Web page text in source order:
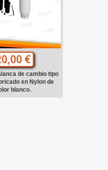
€
de cambio tipo
en Nylon de
blanco.